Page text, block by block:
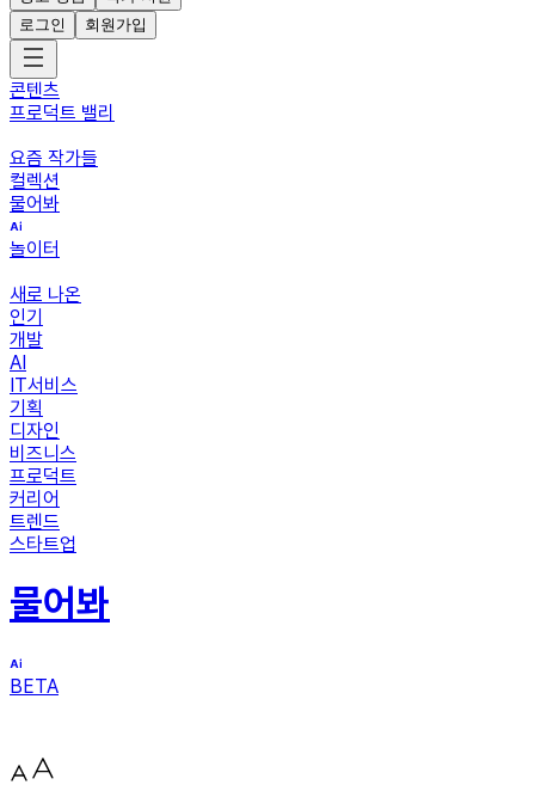
로그인
회원가입
콘텐츠
프로덕트 밸리
요즘 작가들
컬렉션
물어봐
놀이터
새로 나온
인기
개발
AI
IT서비스
기획
디자인
비즈니스
프로덕트
커리어
트렌드
스타트업
물어봐
BETA